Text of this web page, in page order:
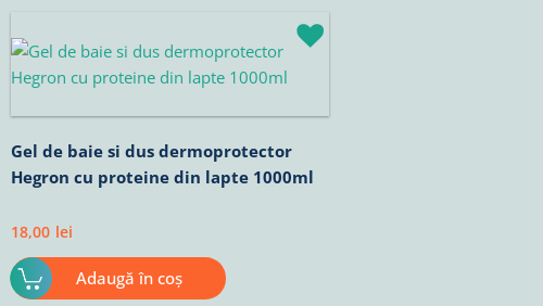
Gel de baie si dus dermoprotector
Hegron cu proteine din lapte 1000ml
18,00 lei
Adaugă în coș